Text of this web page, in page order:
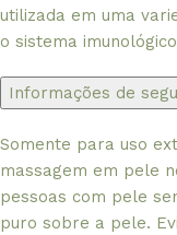
utilizada em uma
o sistema
Informações de
Somente para uso
massagem em pele
pessoas com pele
puro sobre a pele.